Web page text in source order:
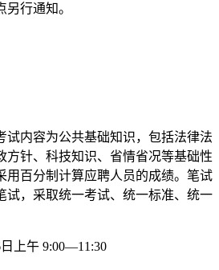
行通知。
试内容为公共基础知识，包括法律法
方针、科技知识、省情省况等基础性
用百分制计算应聘人员的成绩。笔试
试，采取统一考试、统一标准、统一
上午 9:00—11:30